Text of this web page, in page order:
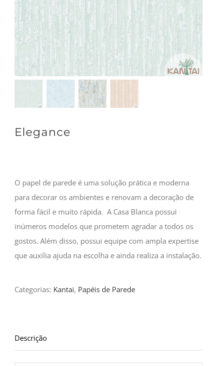
Elegance
O papel de parede é uma solução prática e moderna
para decorar os ambientes e renovam a decoração de
forma fácil e muito rápida. A Casa Blanca possui
inúmeros modelos que prometem agradar a todos os
gostos. Além disso, possui equipe com ampla expertise
que auxilia ajuda na escolha e ainda realiza a instalação.
Categorias: Kantai, Papéis de Parede
Descrição